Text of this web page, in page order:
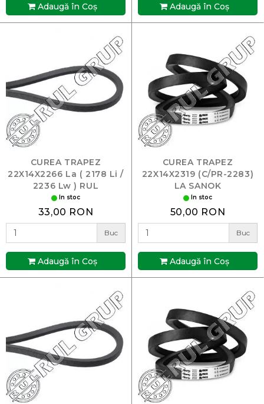
Adaugă în Coş Adaugă în Coş
CUREA TRAPEZ
22X14X2266 La ( 2178 Li /
2236 Lw ) RUL
In stoc
33,00 RON
Buc
Adaugă în Coş
CUREA TRAPEZ
22X14X2319 (C/PR-2283)
LA SANOK
In stoc
50,00 RON
Buc
Adaugă în Coş